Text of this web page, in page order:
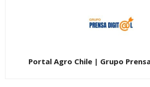
Portal Agro Chile | Grupo